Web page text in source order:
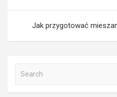
Jak przygotować